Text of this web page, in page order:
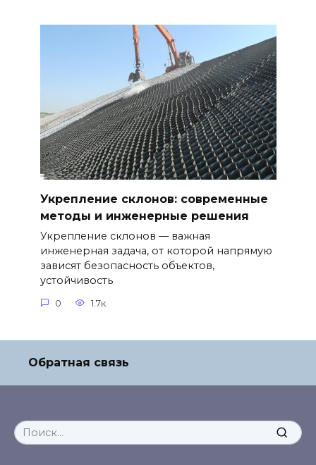
Укрепление склонов: современные
методы и инженерные решения
Укрепление склонов — важная
инженерная задача, от которой напрямую
зависят безопасность объектов,
устойчивость
0 1.7к.
Обратная связь
Search
for: